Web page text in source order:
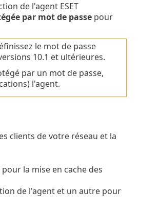
de l'agent ESET
par mot de passepour
le mot de passe
10.1 et ultérieures.
par un mot de passe,
l'agent.
clients de votre réseau et la
la mise en cache des
de l'agent et un autre pour